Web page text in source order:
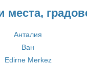
места,
Анталия
Ван
Edirne Merkez